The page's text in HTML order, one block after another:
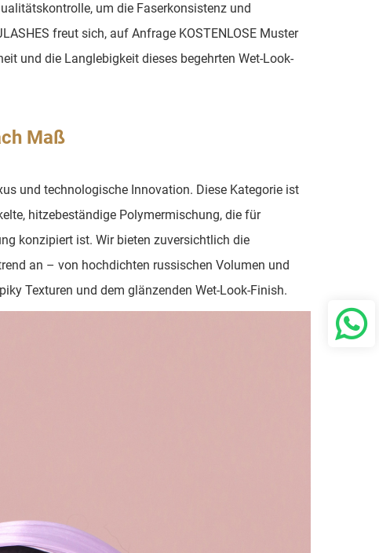
um die Faserkonsistenz und
freut sich, auf Anfrage KOSTENLOSE Muster
und die Langlebigkeit dieses begehrten Wet-Look-
Maß
und technologische Innovation. Diese Kategorie ist
hitzebeständige Polymermischung, die für
konzipiert ist. Wir bieten zuversichtlich die
an – von hochdichten russischen Volumen und
Texturen und dem glänzenden Wet-Look-Finish.